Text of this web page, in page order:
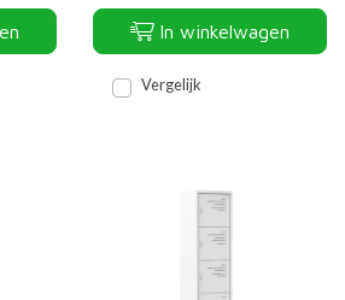
In winkelwagen
Vergelijk